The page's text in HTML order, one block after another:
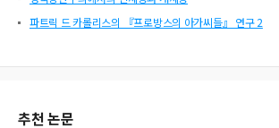
파트릭 드 카롤리스의 『프로방스의 아가씨들』 연구 2
추천 논문